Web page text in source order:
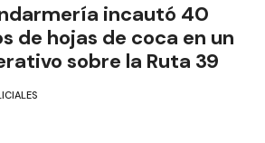
incautó 40
de hojas de coca en un
sobre la Ruta 39